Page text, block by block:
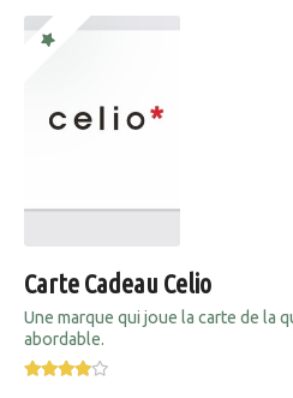
Carte Cadeau Celio
Une marque qui joue la carte de la
abordable.